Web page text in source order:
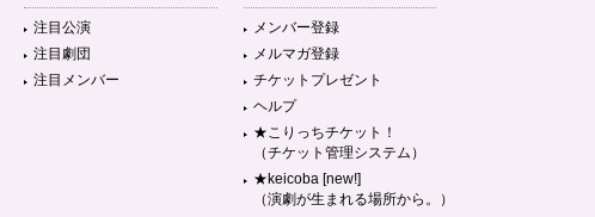
注目公演
注目劇団
注目メンバー
メンバー登録
メルマガ登録
チケットプレゼント
ヘルプ
★こりっちチケット！
（チケット管理システム）
★keicoba [new!]
（演劇が生まれる場所から。）